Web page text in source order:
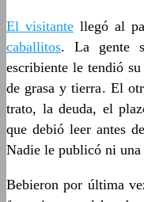
El visitantellegó al
caballitos. La gente
escribiente le tendió
de grasa y tierra. El
trato, la deuda, el
que debió leer antes
Nadie le publicó ni una
Bebieron por última